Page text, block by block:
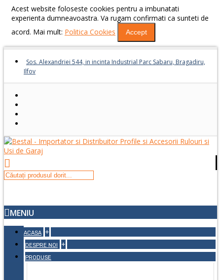
Acest website foloseste cookies pentru a imbunatati
experienta dumneavoastra. Va rugam confirmati ca sunteti de
acord. Mai mult: Politica Cookies Accept
Sos. Alexandriei 544, in incinta Industrial Parc Sabaru, Bragadiru,
Ilfov
MENIU
ACASA +
DESPRE NOI +
PRODUSE